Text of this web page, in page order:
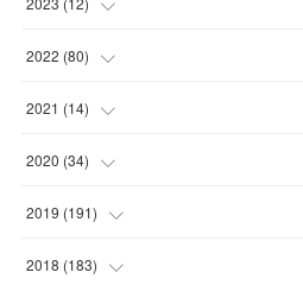
(10
(7
(3
(5
(5
(5
(7
2022 (80)
(17 )
(8
(7)
(14
2021 (14)
(1
(6)
(2)
2020 (34)
(1)
(3)
2019 (191)
(4)
2018 (183)